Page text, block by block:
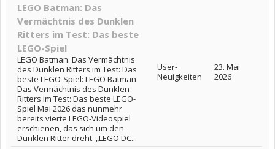
LEGO Batman: Das
Vermächtnis des Dunklen
Ritters im Test: Das beste
LEGO-Spiel
LEGO Batman: Das Vermächtnis
des Dunklen Ritters im Test: Das
beste LEGO-Spiel: LEGO Batman:
Das Vermächtnis des Dunklen
Ritters im Test: Das beste LEGO-
Spiel Mai 2026 das nunmehr
bereits vierte LEGO-Videospiel
erschienen, das sich um den
Dunklen Ritter dreht. „LEGO DC...
User-
Neuigkeiten
23. Mai
2026